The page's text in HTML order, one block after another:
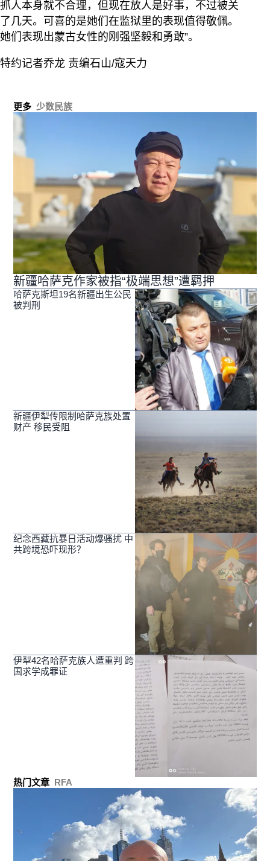
抓人本身就不合理，但现在放人是好事，不过被关
了几天。可喜的是她们在监狱里的表现值得敬佩。
她们表现出蒙古女性的刚强坚毅和勇敢”。
特约记者乔龙 责编石山/寇天力
更多 少数民族
新疆哈萨克作家被指“极端思想”遭羁押
哈萨克斯坦19名新疆出生公民
被判刑
新疆伊犁传限制哈萨克族处置
财产 移民受阻
纪念西藏抗暴日活动爆骚扰 中
共跨境恐吓现形？
伊犁42名哈萨克族人遭重判 跨
国求学成罪证
热门文章 RFA